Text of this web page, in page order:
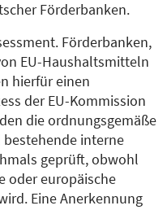
Förderbanken.
Förderbanken,
EU-Haushaltsmitteln
hierfür einen
der EU-Kommission
die ordnungsgemäße
interne
geprüft, obwohl
oder europäische
Eine Anerkennung